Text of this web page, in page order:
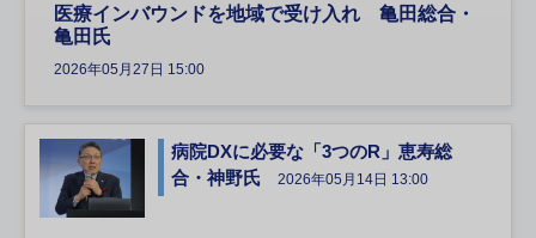
医療インバウンドを地域で受け入れ 亀田総合・
亀田氏
2026年05月27日 15:00
病院DXに必要な「3つのR」恵寿総
合・神野氏
2026年05月14日 13:00